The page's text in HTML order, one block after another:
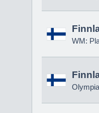
WM: